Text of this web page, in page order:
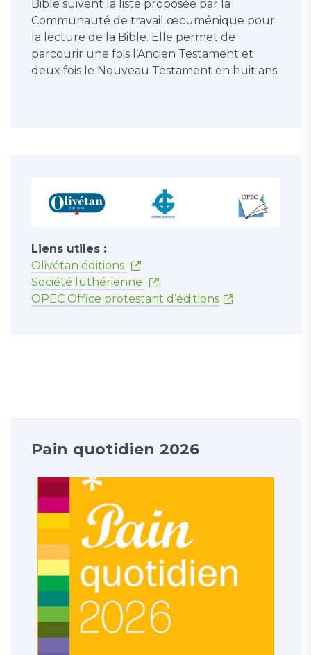
Bible suivent la liste proposée par la
Communauté de travail œcuménique pour
la lecture de la Bible. Elle permet de
parcourir une fois l’Ancien Testament et
deux fois le Nouveau Testament en huit ans.
Liens utiles :
Olivétan éditions
Société luthérienne
OPEC Office protestant d’éditions
Pain quotidien 2026